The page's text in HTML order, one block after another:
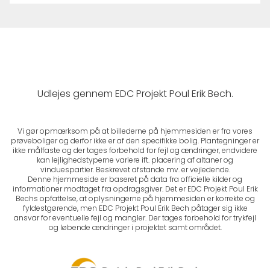
Udlejes gennem EDC Projekt Poul Erik Bech.
Vi gør opmærksom på at billederne på hjemmesiden er fra vores
prøveboliger og derfor ikke er af den specifikke bolig. Plantegninger er
ikke målfaste og der tages forbehold for fejl og ændringer, endvidere
kan lejlighedstyperne variere ift. placering af altaner og
vinduespartier. Beskrevet afstande mv. er vejledende.
Denne hjemmeside er baseret på data fra officielle kilder og
informationer modtaget fra opdragsgiver. Det er EDC Projekt Poul Erik
Bechs opfattelse, at oplysningerne på hjemmesiden er korrekte og
fyldestgørende, men EDC Projekt Poul Erik Bech påtager sig ikke
ansvar for eventuelle fejl og mangler. Der tages forbehold for trykfejl
og løbende ændringer i projektet samt området.